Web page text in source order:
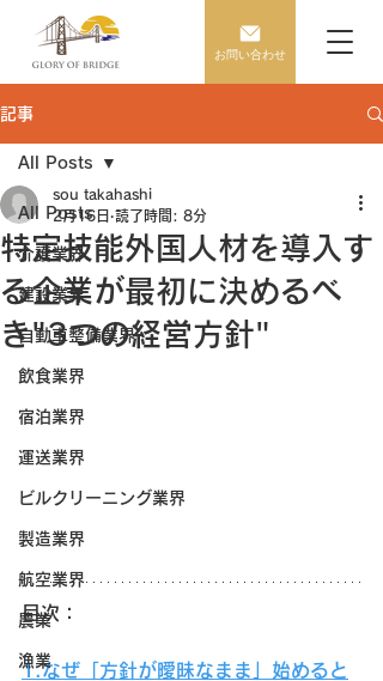
お問い合わせ
記事
All Posts
介護業界
建設業界
自動車整備業界
飲食業界
宿泊業界
運送業界
ビルクリーニング業界
製造業界
航空業界
農業
漁業
All Posts
特定技能外国人材を導入す
る企業が最初に決めるべ
き"3つの経営方針"
sou takahashi
2月16日 読了時間: 8分
目次：
1.なぜ「方針が曖昧なまま」始めると